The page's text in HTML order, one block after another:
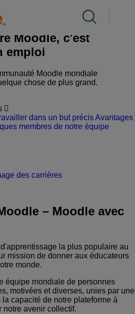
child
menu
Produits
Expand
child
menu
de
menu
for
Expand
À
nous
child
Ressources
un appel d'offres
Moodle
Connexion
Moodle, c'est
emploi
Moodle mondiale
chose de plus grand.
dans un but précisAvantages
membres de notre équipe
– Moodle avec
la plus populaire au
mission de donner aux éducateurs
monde.
équipe mondiale de personnes
motivées et diverses, unies par une
capacité de notre plateforme à
notre avenir collectif.